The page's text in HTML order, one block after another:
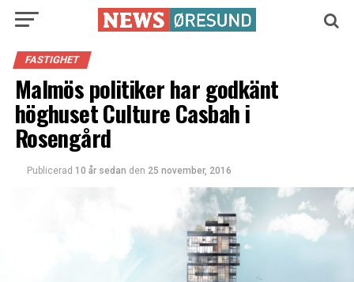
FASTIGHET
Malmös politiker har godkänt
höghuset Culture Casbah i
Rosengård
Publicerad 10 år sedan den 25 november, 2016